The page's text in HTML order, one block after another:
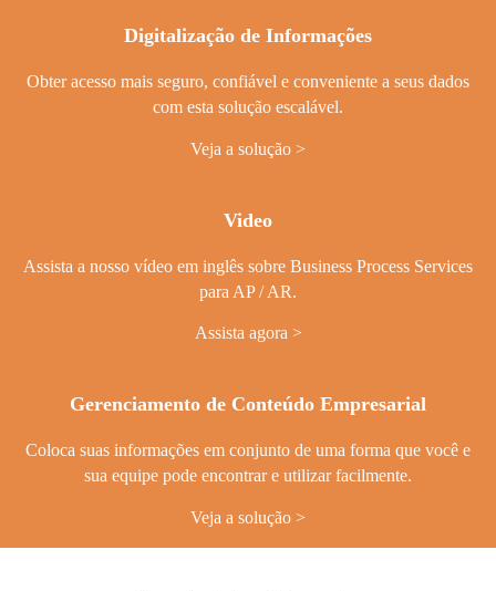
Digitalização de Informações
Obter acesso mais seguro, confiável e conveniente a seus dados
com esta solução escalável.
Veja a solução
Video
Assista a nosso vídeo em inglês sobre Business Process Services
para AP / AR.
Assista agora
Gerenciamento de Conteúdo Empresarial
Coloca suas informações em conjunto de uma forma que você e
sua equipe pode encontrar e utilizar facilmente.
Veja a solução